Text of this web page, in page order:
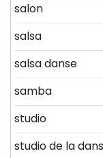
salon
salsa
salsa danse
samba
studio
studio de la